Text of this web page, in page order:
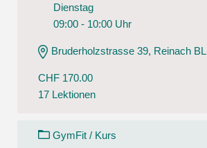
Dienstag
09:00 - 10:00 Uhr
Bruderholzstrasse 39, Reinach BL
CHF 170.00
17 Lektionen
GymFit / Kurs